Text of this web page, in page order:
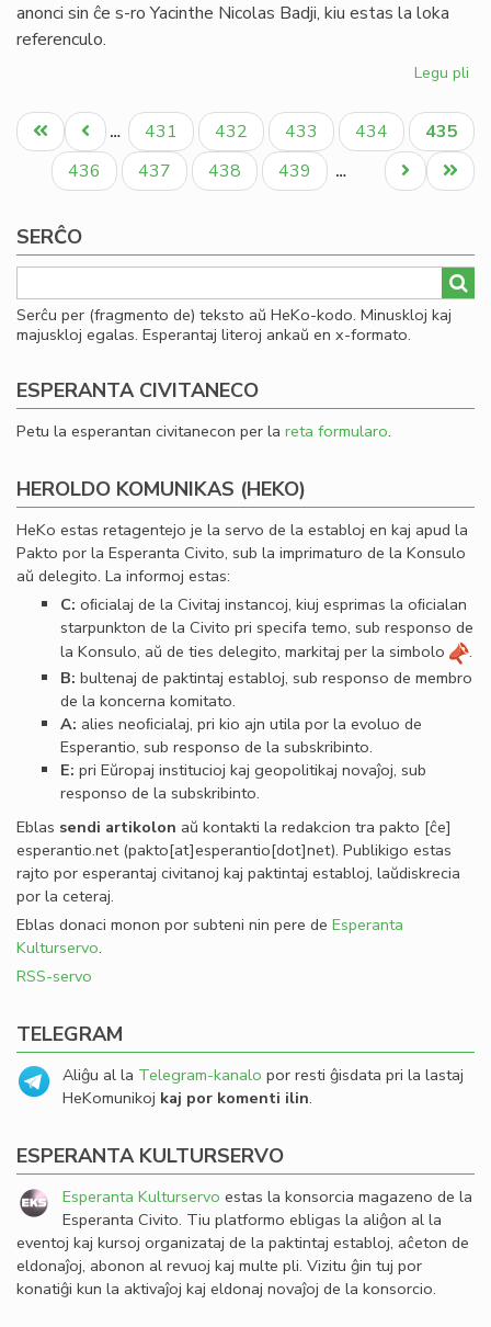
anonci sin ĉe s-ro Yacinthe Nicolas Badji, kiu estas la loka
referenculo.
Legu pli
en
Pagination
Unua
paĝo
Antaŭa
paĝo
… Paĝo
431 Paĝo
432 Paĝo
433 Paĝo
434
Aktuala
paĝo
435
Paĝo
436 Paĝo
437 Paĝo
438 Paĝo
439 …
Last
page
Next
page
SERĈO
Serĉu per (fragmento de) teksto aŭ HeKo-kodo. Minuskloj kaj
majuskloj egalas. Esperantaj literoj ankaŭ en x-formato.
ESPERANTA CIVITANECO
Petu la esperantan civitanecon per la reta formularo.
HEROLDO KOMUNIKAS (HEKO)
HeKo estas retagentejo je la servo de la establoj en kaj apud la
Pakto por la Esperanta Civito, sub la imprimaturo de la Konsulo
aŭ delegito. La informoj estas:
C: oﬁcialaj de la Civitaj instancoj, kiuj esprimas la oﬁcialan
starpunkton de la Civito pri specifa temo, sub responso de
la Konsulo, aŭ de ties delegito, markitaj per la simbolo
.
B: bultenaj de paktintaj establoj, sub responso de membro
de la koncerna komitato.
A: alies neoﬁcialaj, pri kio ajn utila por la evoluo de
Esperantio, sub responso de la subskribinto.
E: pri Eŭropaj institucioj kaj geopolitikaj novaĵoj, sub
responso de la subskribinto.
Eblas sendi artikolon aŭ kontakti la redakcion tra pakto [ĉe]
esperantio.net(pakto[at]esperantio[dot]net). Publikigo estas
rajto por esperantaj civitanoj kaj paktintaj establoj, laŭdiskrecia
por la ceteraj.
Eblas donaci monon por subteni nin pere de Esperanta
Kulturservo.
RSS-servo
TELEGRAM
Aliĝu al la Telegram-kanalo por resti ĝisdata pri la lastaj
HeKomunikoj kaj por komenti ilin.
ESPERANTA KULTURSERVO
Esperanta Kulturservo estas la konsorcia magazeno de la
Esperanta Civito. Tiu platformo ebligas la aliĝon al la
eventoj kaj kursoj organizataj de la paktintaj establoj, aĉeton de
eldonaĵoj, abonon al revuoj kaj multe pli. Vizitu ĝin tuj por
konatiĝi kun la aktivaĵoj kaj eldonaj novaĵoj de la konsorcio.